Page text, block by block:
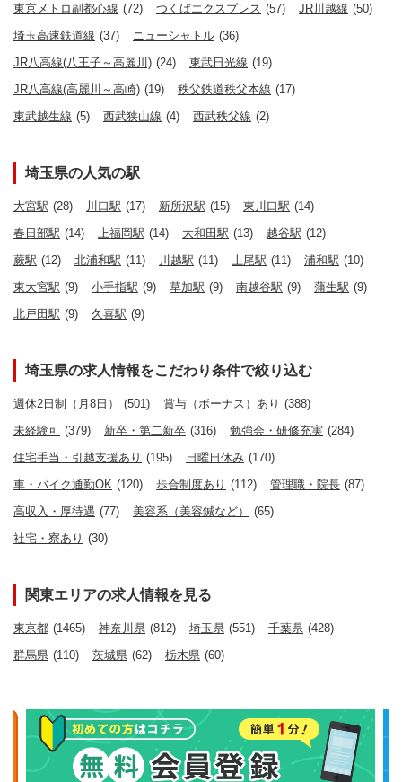
東京メトロ副都心線 (72) つくばエクスプレス (57) JR川越線 (50)
埼玉高速鉄道線 (37) ニューシャトル (36)
JR八高線(八王子～高麗川) (24) 東武日光線 (19)
JR八高線(高麗川～高崎) (19) 秩父鉄道秩父本線 (17)
東武越生線 (5) 西武狭山線 (4) 西武秩父線 (2)
埼玉県の人気の駅
大宮駅 (28) 川口駅 (17) 新所沢駅 (15) 東川口駅 (14)
春日部駅 (14) 上福岡駅 (14) 大和田駅 (13) 越谷駅 (12)
蕨駅 (12) 北浦和駅 (11) 川越駅 (11) 上尾駅 (11) 浦和駅 (10)
東大宮駅 (9) 小手指駅 (9) 草加駅 (9) 南越谷駅 (9) 蒲生駅 (9)
北戸田駅 (9) 久喜駅 (9)
埼玉県の求人情報をこだわり条件で絞り込む
週休2日制（月8日） (501) 賞与（ボーナス）あり (388)
未経験可 (379) 新卒・第二新卒 (316) 勉強会・研修充実 (284)
住宅手当・引越支援あり (195) 日曜日休み (170)
車・バイク通勤OK (120) 歩合制度あり (112) 管理職・院長 (87)
高収入・厚待遇 (77) 美容系（美容鍼など）
(65)
社宅・寮あり (30)
関東エリアの求人情報を見る
東京都 (1465) 神奈川県 (812) 埼玉県 (551) 千葉県 (428)
群馬県 (110) 茨城県 (62) 栃木県 (60)